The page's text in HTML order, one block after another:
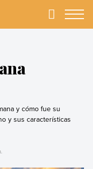
Primary
y cómo fue su
y sus características